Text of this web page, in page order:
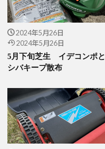
2024年5月26日
2024年5月26日
5月下旬芝生 イデコンポと
シバキープ散布